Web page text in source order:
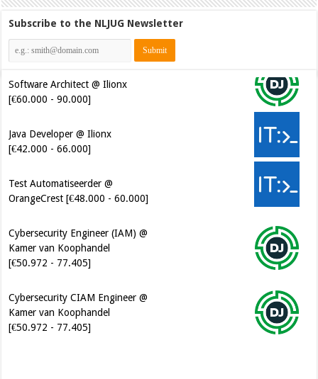
Subscribe to the NLJUG Newsletter
Java Developer @ Ilionx
[€42.000 - 66.000]
Test Automatiseerder @
OrangeCrest [€48.000 - 60.000]
Cybersecurity Engineer (IAM) @
Kamer van Koophandel
Cybersecurity CIAM Engineer @
Kamer van Koophandel
Software Architect @ Ilionx
[€60.000 - 90.000]